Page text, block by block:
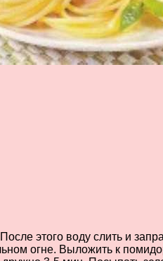
этого воду слить и
огне. Выложить к